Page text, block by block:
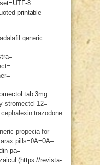
8
printable
generic
tab 3mg
stromectol 12=
cephalexin trazodone
propecia for
pills=0A=0A–
pa=
(https://revista-